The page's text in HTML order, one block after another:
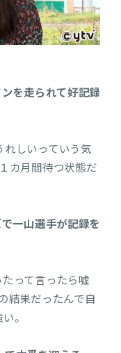
を走られて好記録
しいっていう気
カ月間待つ状態だ
一山選手が記録を
って言ったら嘘
結果だったんで自
。